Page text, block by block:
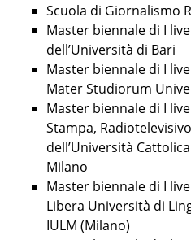
Scuola di Giornalismo
Master biennale di I
dell’Università di Bari
Master biennale di I
Mater Studiorum
Master biennale di I
Stampa,
dell’Università
Milano
Master biennale di I
Libera Università di
IULM (Milano)